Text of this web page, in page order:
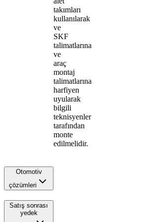
takımları
kullanılarak
ve
SKF
talimatlarına
ve
araç
montaj
talimatlarına
harfiyen
uyularak
bilgili
teknisyenler
tarafından
monte
edilmelidir.
Otomotiv
çözümleri
Satış sonrası
yedek